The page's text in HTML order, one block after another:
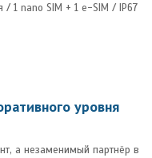
1 nano SIM + 1 e-SIM / IP67
уровня
а незаменимый партнёр в